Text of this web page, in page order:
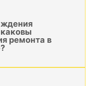
ремонта в